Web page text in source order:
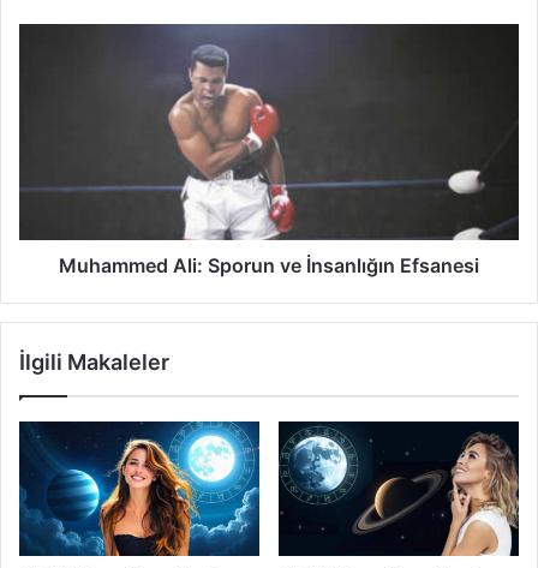
Muhammed Ali: Sporun ve İnsanlığın Efsanesi
İlgili Makaleler